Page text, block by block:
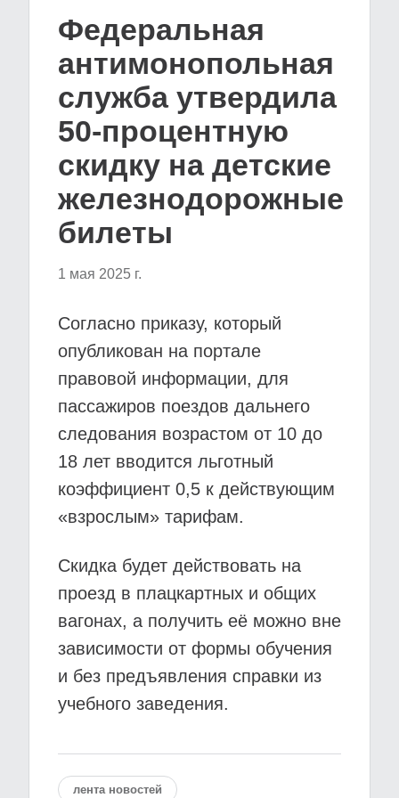
Федеральная
антимонопольная
служба утвердила
50-процентную
скидку на детские
железнодорожные
билеты
1 мая 2025 г.
Согласно приказу, который
опубликован на портале
правовой информации, для
пассажиров поездов дальнего
следования возрастом от 10 до
18 лет вводится льготный
коэффициент 0,5 к действующим
«взрослым» тарифам.
Скидка будет действовать на
проезд в плацкартных и общих
вагонах, а получить её можно вне
зависимости от формы обучения
и без предъявления справки из
учебного заведения.
лента новостей